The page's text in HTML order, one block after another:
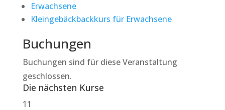
Erwachsene
Kleingebäckbackkurs für Erwachsene
Buchungen
Buchungen sind für diese Veranstaltung
geschlossen.
Die nächsten Kurse
11